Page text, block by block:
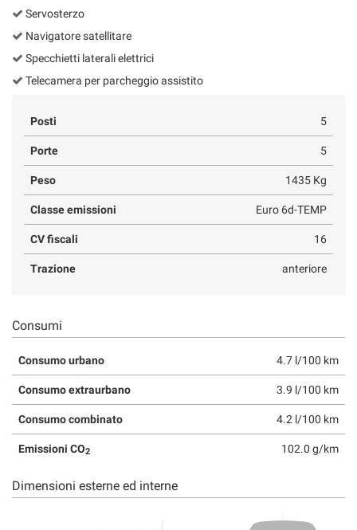
Servosterzo
Navigatore satellitare
Specchietti laterali elettrici
Telecamera per parcheggio assistito
Posti 5
Porte 5
Peso 1435 Kg
Classe emissioni Euro 6d-TEMP
CV fiscali 16
Trazione anteriore
Consumi
Consumo urbano 4.7 l/100 km
Consumo extraurbano 3.9 l/100 km
Consumo combinato 4.2 l/100 km
Emissioni CO2 102.0 g/km
Dimensioni esterne ed interne